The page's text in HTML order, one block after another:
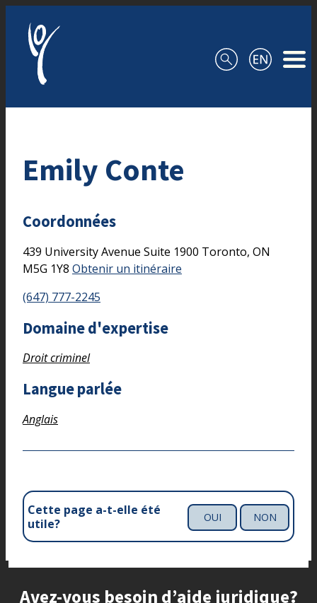
Emily Conte
Coordonnées
439 University Avenue Suite 1900 Toronto, ON
M5G 1Y8 Obtenir un itinéraire
(647) 777-2245
Domaine d'expertise
Droit criminel
Langue parlée
Anglais
Cette page a-t-elle été
utile?
OUI NON
Site footer
Avez-vous besoin d’aide juridique?